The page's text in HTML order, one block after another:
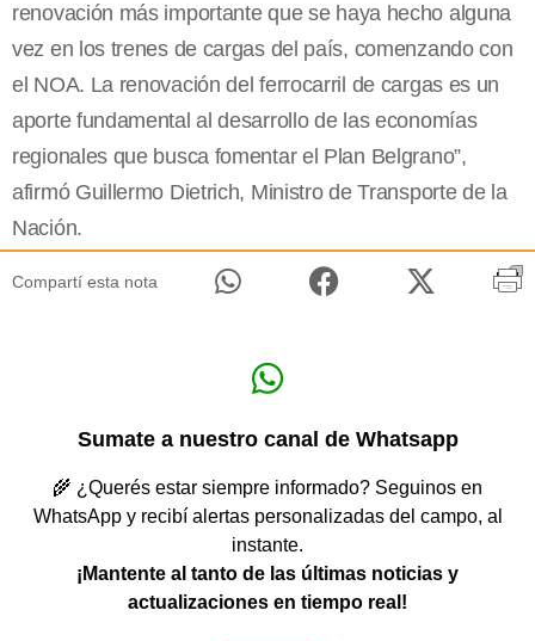
renovación más importante que se haya hecho alguna
vez en los trenes de cargas del país, comenzando con
el NOA. La renovación del ferrocarril de cargas es un
aporte fundamental al desarrollo de las economías
regionales que busca fomentar el Plan Belgrano”,
afirmó Guillermo Dietrich, Ministro de Transporte de la
Nación.
Compartí esta nota
Sumate a nuestro canal de Whatsapp
🌾 ¿Querés estar siempre informado? Seguinos en
WhatsApp y recibí alertas personalizadas del campo, al
instante.
¡Mantente al tanto de las últimas noticias y
actualizaciones en tiempo real!